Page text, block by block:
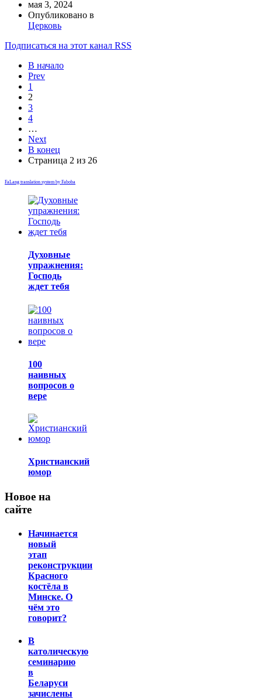
мая 3, 2024
Опубликовано в
Церковь
Подписаться на этот канал RSS
В начало
Prev
1
2
3
4
…
Next
В конец
Страница 2 из 26
FaLang translation system by Faboba
Духовные
упражнения:
Господь
ждет тебя
100
наивных
вопросов о
вере
Христианский
юмор
Новое на
сайте
Начинается
новый
этап
реконструкции
Красного
костёла в
Минске. О
чём это
говорит?
В
католическую
семинарию
в
Беларуси
зачислены